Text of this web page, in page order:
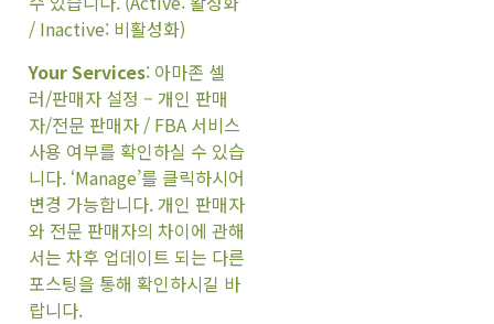
/ Inactive: 비활성화)
Your Services: 아마존 셀
러/판매자 설정 – 개인 판매
자/전문 판매자 / FBA 서비스
사용 여부를 확인하실 수 있습
니다. ‘Manage’를 클릭하시어
변경 가능합니다. 개인 판매자
와 전문 판매자의 차이에 관해
서는 차후 업데이트 되는 다른
포스팅을 통해 확인하시길 바
랍니다.